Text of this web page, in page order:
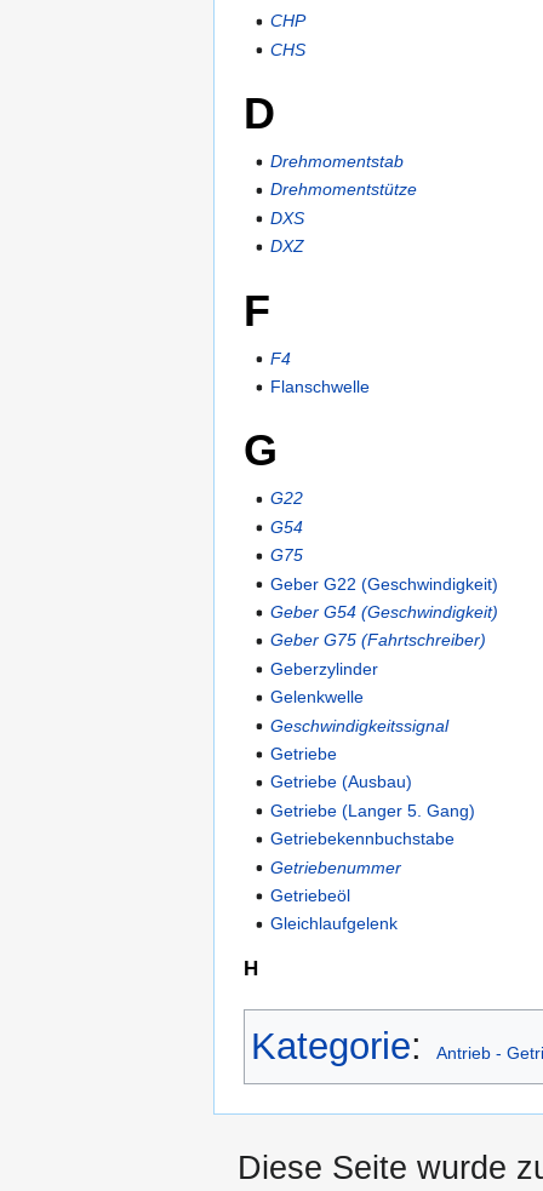
CHP
CHS
D
Drehmomentstab
Drehmomentstütze
DXS
DXZ
F
F4
Flanschwelle
G
G22
G54
G75
Geber G22 (Geschwindigkeit)
Geber G54 (Geschwindigkeit)
Geber G75 (Fahrtschreiber)
Geberzylinder
Gelenkwelle
Geschwindigkeitssignal
Getriebe
Getriebe (Ausbau)
Getriebe (Langer 5. Gang)
Getriebekennbuchstabe
Getriebenummer
Getriebeöl
Gleichlaufgelenk
H
Kategorie: Antrieb -
Diese Seite wurde